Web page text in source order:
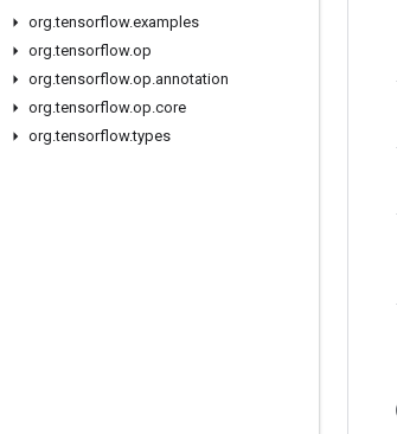
org.tensorflow.examples
org.tensorflow.op
org.tensorflow.op.annotation
org.tensorflow.op.core
org.tensorflow.types